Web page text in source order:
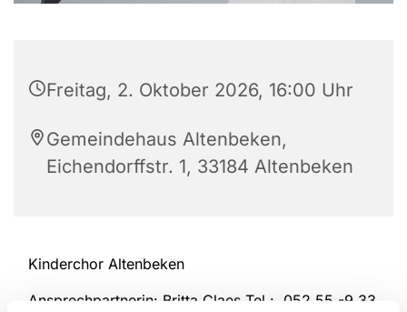
Freitag, 2. Oktober 2026, 16:00 Uhr
Gemeindehaus Altenbeken,
Eichendorffstr. 1, 33184 Altenbeken
Kinderchor Altenbeken
Ansprechpartnerin: Britta Claes Tel.: 052 55 -9 33